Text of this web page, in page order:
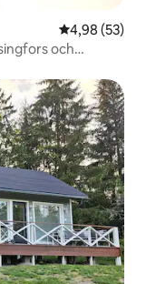
4,98 av 5 i
4,98 (53)
och